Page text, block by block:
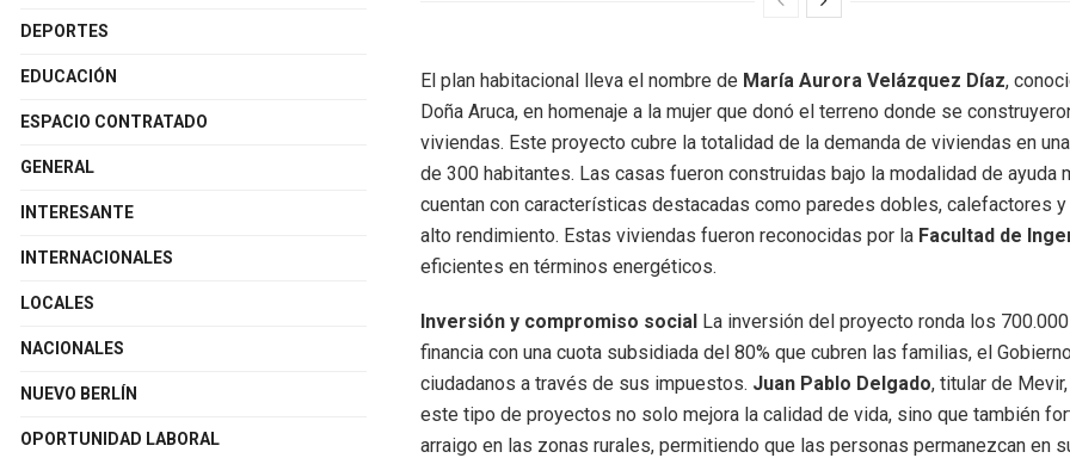
El plan habitacional lleva el nombre de María Aurora Velázquez Díaz,
Doña Aruca, en homenaje a la mujer que donó el terreno donde se
viviendas. Este proyecto cubre la totalidad de la demanda de viviendas en
de 300 habitantes. Las casas fueron construidas bajo la modalidad de ayuda
cuentan con características destacadas como paredes dobles, calefactores
alto rendimiento. Estas viviendas fueron reconocidas por la Facultad de
eficientes en términos energéticos.
Inversión y compromiso social La inversión del proyecto ronda los
financia con una cuota subsidiada del 80% que cubren las familias, el
ciudadanos a través de sus impuestos. Juan Pablo Delgado, titular de
este tipo de proyectos no solo mejora la calidad de vida, sino que también
arraigo en las zonas rurales, permitiendo que las personas permanezcan en
DEPORTES
EDUCACIÓN
ESPACIO CONTRATADO
GENERAL
INTERESANTE
INTERNACIONALES
LOCALES
NACIONALES
NUEVO BERLÍN
OPORTUNIDAD LABORAL